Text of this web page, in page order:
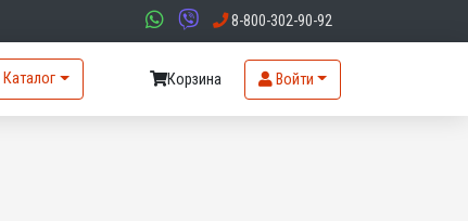
8-800-302-90-92
Каталог Корзина Войти